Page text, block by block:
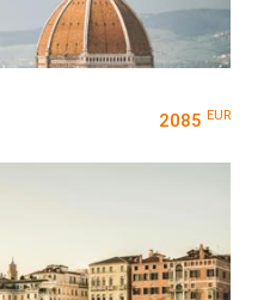
2085 EUR